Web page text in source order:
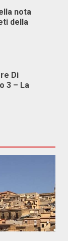
nota
della
Di
3 – La